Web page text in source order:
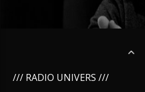
/// RADIO UNIVERS ///